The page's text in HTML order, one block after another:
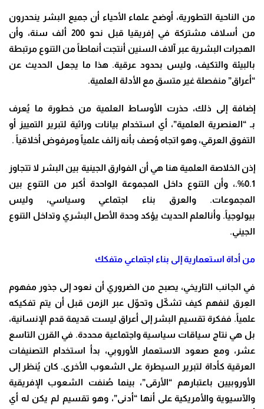
من الناحية التطورية، أوضح علماء الأحياء أن جميع البشر ينحدرون
من أسلاف مشتركة في إفريقيا قبل نحو 200 ألف سنة، وأن
الهجرات البشرية عبر آلاف السنين أنتجت أنماطاً من التنوع مرتبطة
بالبيئة والتكيف، وليس بحدود عرقية. هذا ما يجعل الحديث عن
“أعراق” منفصلة غير متسق مع الأدلة العلمية.
إضافة إلى ذلك، حذرت الأوساط العلمية من خطورة ما يُعرف
بـ “العنصرية العلمية”، أي استخدام بيانات وراثية لتبرير التمييز أو
التفوق العرقي، وهو اتجاه وُصف بأنه زائف علمياً ومرفوض أخلاقياً .
إذن الخلاصة العلمية هنا هي أن الفوارق الجينية بين البشر لا تتجاوز
0.1%.، وأن التنوع داخل المجموعة الواحدة أكبر من التنوع بين
المجموعات. والعرق بناء اجتماعي وسياسي، وليس
بيولوجياً. وأنالعلم الحديث يؤكد وحدة الأصل البشري وتداخل التنوع
الجيني.
من أداة استعمارية إلى بناء اجتماعي متفكك
في الجانب التاريخي، يصبح من الضروري أن نعود إلى جذور مفهوم
العِرق لنفهم كيف تشكّل وتحوّل عبر الزمن قبل أن يتم تفكيكه
علمياً. ففكرة تقسيم البشر إلى أعراق ليست قديمة قدم الإنسانية،
بل هي نتاج سياقات سياسية واجتماعية محددة. في القرن التاسع
عشر، ومع صعود الاستعمار الأوروبي، بدأ استخدام التصنيفات
العرقية كأداة لتبرير السيطرة على الشعوب الأخرى. كان يُنظر إلى
الأوروبيين باعتبارهم “الأرقى”، بينما صُنفت الشعوب الإفريقية
والآسيوية والأمريكية على أنها “أدنى”، وهو تقسيم لم يكن له أي